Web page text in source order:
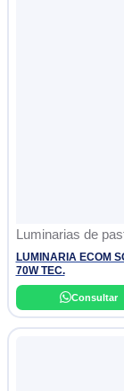
Luminarias de
LUMINARIA ECOM
70W TEC.
Consultar